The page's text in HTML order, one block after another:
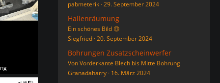
pabmeterik 29. September 2024
Hallenräumung
Ein schönes Bild 😍
Siegfried 20. September 2024
Bohrungen Zusatzscheinwerfer
Von Vorderkante Blech bis Mitte Bohrung
Granadaharry 16. März 2024